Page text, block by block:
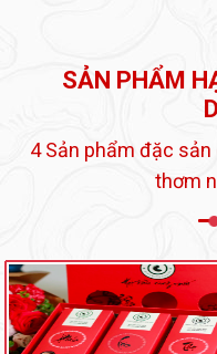
SẢN PHẨM
4 Sản phẩm đặc
thơm